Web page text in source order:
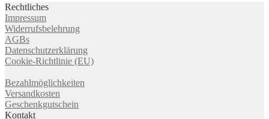
Rechtliches
Impressum
Widerrufsbelehrung
AGBs
Datenschutzerklärung
Cookie-Richtlinie (EU)
Bezahlmöglichkeiten
Versandkosten
Geschenkgutschein
Kontakt